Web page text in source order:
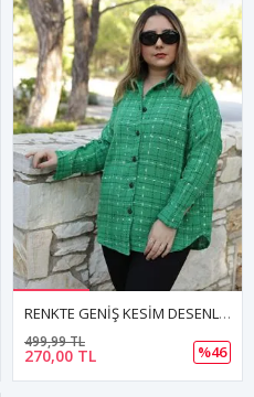
RENKTE GENİŞ KESİM DESENLİ GÖMLEK&CEKET
270,00 TL
499,99 TL
%46